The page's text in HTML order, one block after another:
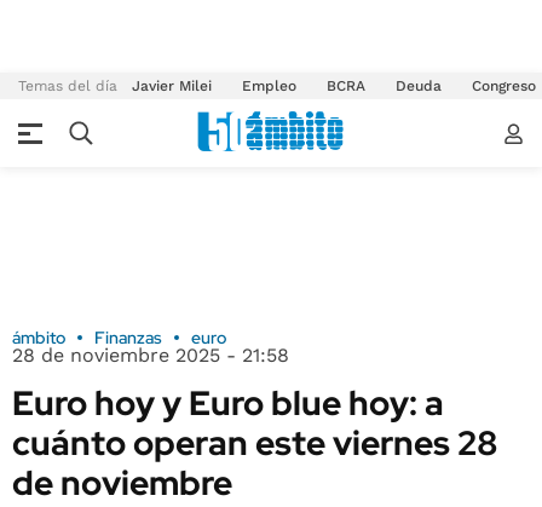
Temas del día Javier Milei Empleo BCRA Deuda Congreso
ámbito Finanzas euro
28 de noviembre 2025 - 21:58
Euro hoy y Euro blue hoy: a
cuánto operan este viernes 28
de noviembre